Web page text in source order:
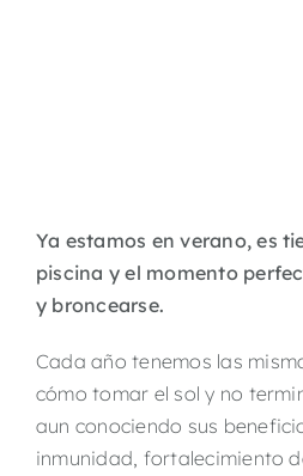
Ya estamos en verano, es
piscina y el momento
y broncearse.
Cada año tenemos las
cómo tomar el sol y no
aun conociendo sus
inmunidad, fortalecimiento